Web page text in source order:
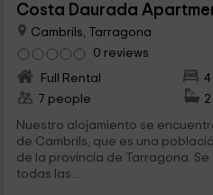
Costa Daurada
Cambrils, Tarragona
0 reviews
Full Rental
7 people
Nuestro alojamiento se
de Cambrils, que es una
de la provincia de Tarragona.
todas las...